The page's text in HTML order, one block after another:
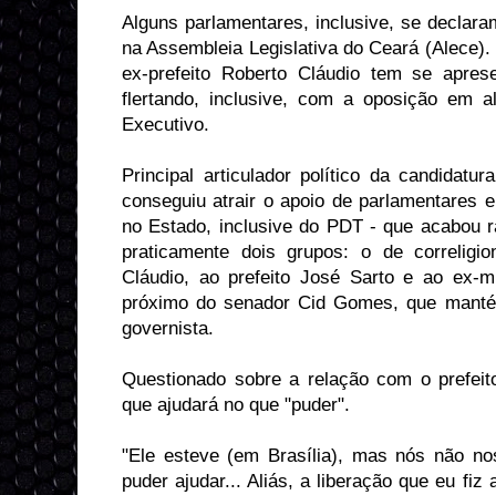
Alguns parlamentares, inclusive, se
na Assembleia Legislativa do Ceará
ex-prefeito Roberto Cláudio tem se
flertando, inclusive, com a oposição em
Executivo.
Principal articulador político da
conseguiu atrair o apoio de parlamentares
no Estado, inclusive do PDT - que acabou
praticamente dois grupos: o de
Cláudio, ao prefeito José Sarto e ao ex-
próximo do senador Cid Gomes, que
governista.
Questionado sobre a relação com o
que ajudará no que "puder".
"Ele esteve (em Brasília), mas nós não
puder ajudar... Aliás, a liberação que eu fiz